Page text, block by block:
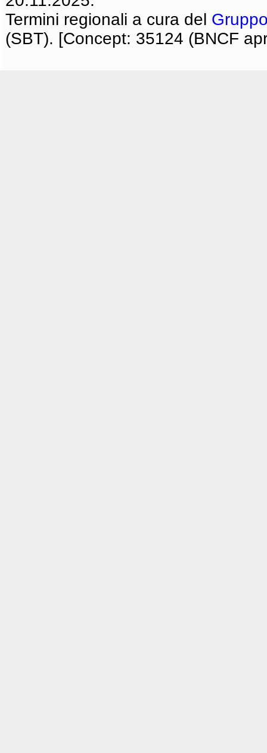
Termini regionali a cura del
(SBT). [Concept: 35124 (BNCF